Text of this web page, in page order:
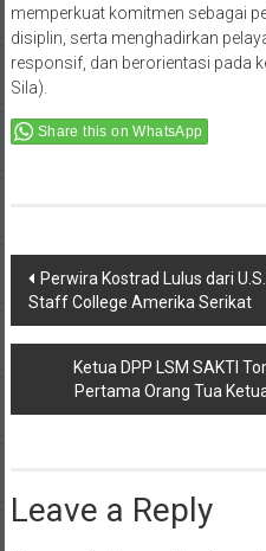
memperkuat komitmen sebagai
disiplin, serta menghadirkan
responsif, dan berorientasi pada
Sila).
Share this on WhatsApp
Post
navigation
Perwira Kostrad Lulus dari
Staff College Amerika Serikat
Ketua DPP LSM SAKTI
Pertama Orang Tua
Leave a Reply